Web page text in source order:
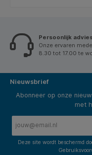
Persoonlijk
Onze ervaren
8.30 tot 17.00 te
Nieuwsbrief
Abonneer op onze
met
Deze site wordt beschermd